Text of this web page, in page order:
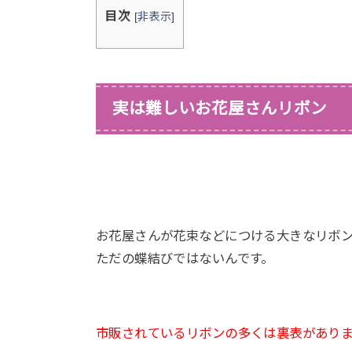
目次 [非表示]
実は難しいお花屋さんリボン
お花屋さんが花束などにつける大きなリボン
ただの蝶結びではないんです。
市販されているリボンの多くは裏表がありま